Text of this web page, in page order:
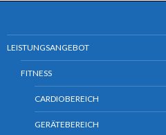
LEISTUNGSANGEBOT
FITNESS
CARDIOBEREICH
GERÄTEBEREICH